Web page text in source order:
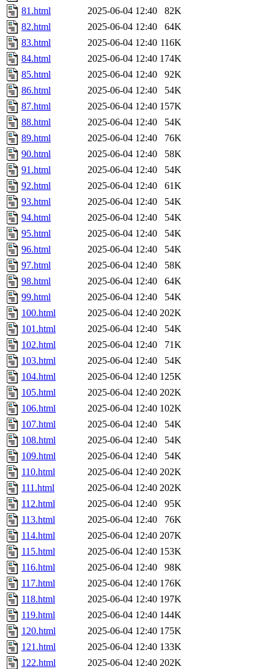
81.html
2025-06-04 12:40
82K
82.html
2025-06-04 12:40
64K
83.html
2025-06-04 12:40 116K
84.html
2025-06-04 12:40 174K
85.html
2025-06-04 12:40
92K
86.html
2025-06-04 12:40
54K
87.html
2025-06-04 12:40 157K
88.html
2025-06-04 12:40
54K
89.html
2025-06-04 12:40
76K
90.html
2025-06-04 12:40
58K
91.html
2025-06-04 12:40
54K
92.html
2025-06-04 12:40
61K
93.html
2025-06-04 12:40
54K
94.html
2025-06-04 12:40
54K
95.html
2025-06-04 12:40
54K
96.html
2025-06-04 12:40
54K
97.html
2025-06-04 12:40
58K
98.html
2025-06-04 12:40
64K
99.html
2025-06-04 12:40
54K
100.html
2025-06-04 12:40 202K
101.html
2025-06-04 12:40
54K
102.html
2025-06-04 12:40
71K
103.html
2025-06-04 12:40
54K
104.html
2025-06-04 12:40 125K
105.html
2025-06-04 12:40 202K
106.html
2025-06-04 12:40 102K
107.html
2025-06-04 12:40
54K
108.html
2025-06-04 12:40
54K
109.html
2025-06-04 12:40
54K
110.html
2025-06-04 12:40 202K
111.html
2025-06-04 12:40 202K
112.html
2025-06-04 12:40
95K
113.html
2025-06-04 12:40
76K
114.html
2025-06-04 12:40 207K
115.html
2025-06-04 12:40 153K
116.html
2025-06-04 12:40
98K
117.html
2025-06-04 12:40 176K
118.html
2025-06-04 12:40 197K
119.html
2025-06-04 12:40 144K
120.html
2025-06-04 12:40 175K
121.html
2025-06-04 12:40 133K
122.html
2025-06-04 12:40 202K